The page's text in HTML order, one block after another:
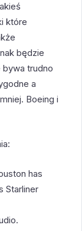
które
będzie
bywa trudno
a
Boeing i
has
Starliner